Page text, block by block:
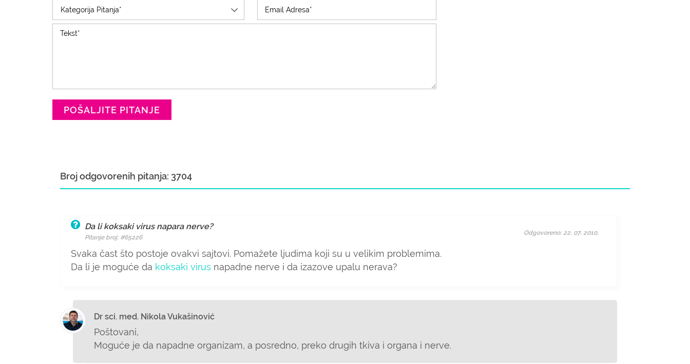
POŠALJITE PITANJE
Broj odgovorenih pitanja: 3704
Da li koksaki virus napara nerve?
Pitanje broj: #65226
Svaka čast što postoje ovakvi sajtovi. Pomažete ljudima koji su u velikim problemima.
Da li je moguće da koksaki virus napadne nerve i da izazove upalu nerava?
Odgovoreno: 22. 07. 2010.
Dr sci. med. Nikola Vukašinović
Poštovani,
Moguće je da napadne organizam, a posredno, preko drugih tkiva i organa i nerve.